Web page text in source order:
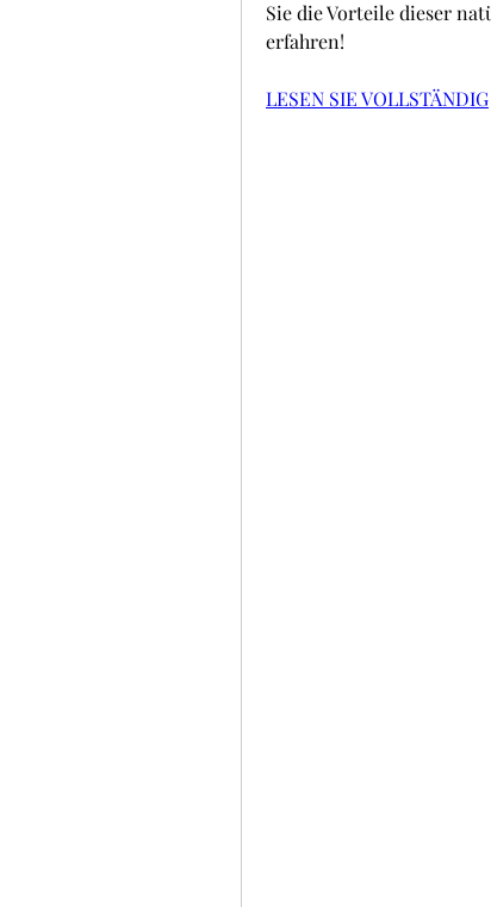
Sie die Vorteile dieser
erfahren!
LESEN SIE VOLLSTÄNDIG